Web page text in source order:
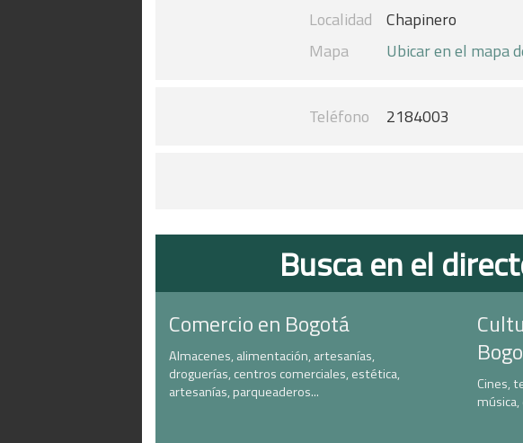
Localidad
Chapinero
Mapa
Ubicar en el mapa
Teléfono 2184003
Busca en el
Comercio en Bogotá
Almacenes, alimentación, artesanías,
droguerías, centros comerciales, estética,
artesanías, parqueaderos...
Cines,